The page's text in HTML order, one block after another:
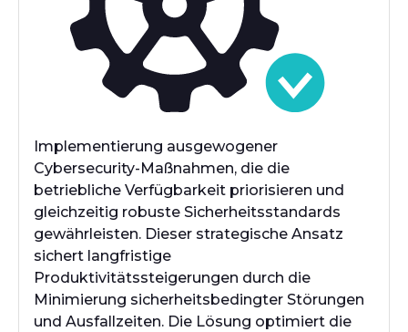
Implementierung ausgewogener
Cybersecurity-Maßnahmen, die die
betriebliche Verfügbarkeit priorisieren und
gleichzeitig robuste Sicherheitsstandards
gewährleisten. Dieser strategische Ansatz
sichert langfristige
Produktivitätssteigerungen durch die
Minimierung sicherheitsbedingter Störungen
und Ausfallzeiten. Die Lösung optimiert die